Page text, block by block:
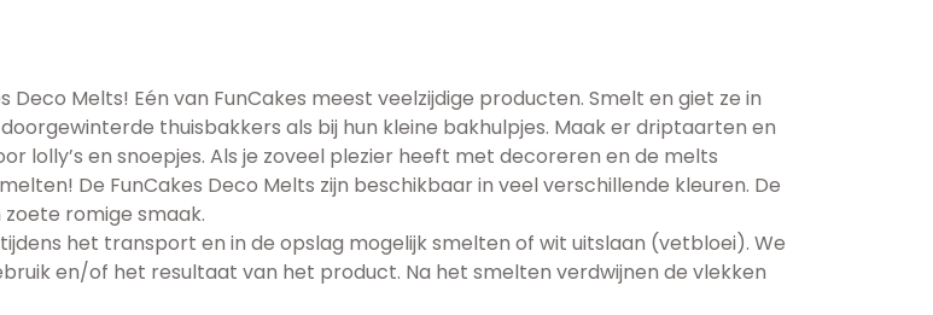
Melts! Eén van FunCakes meest veelzijdige producten. Smelt en giet ze in
thuisbakkers als bij hun kleine bakhulpjes. Maak er driptaarten en
lolly’s en snoepjes. Als je zoveel plezier heeft met decoreren en de melts
De FunCakes Deco Melts zijn beschikbaar in veel verschillende kleuren. De
romige smaak.
het transport en in de opslag mogelijk smelten of wit uitslaan (vetbloei). We
en/of het resultaat van het product. Na het smelten verdwijnen de vlekken